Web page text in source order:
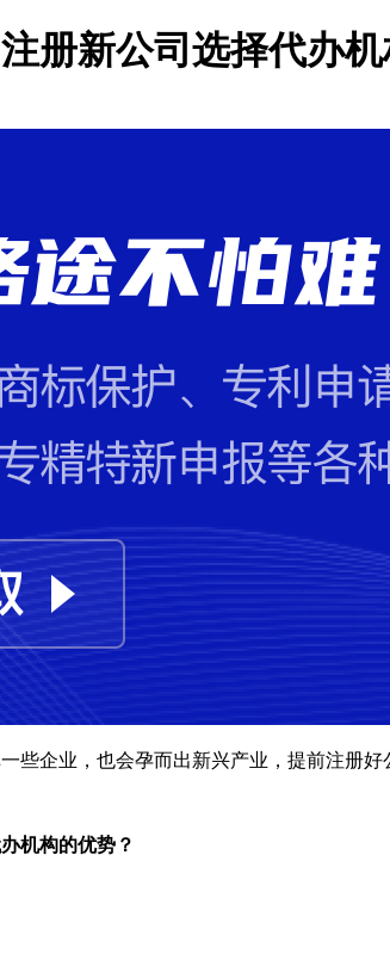
册新公司选择代办机
些企业，也会孕而出新兴产业，提前注册
机构的优势？